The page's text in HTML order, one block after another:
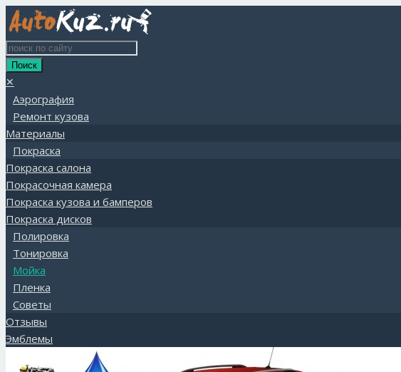
✕
Аэрография
Ремонт кузова
Материалы
Покраска
Покраска салона
Покрасочная камера
Покраска кузова и бамперов
Покраска дисков
Полировка
Тонировка
Мойка
Пленка
Советы
Отзывы
Эмблемы